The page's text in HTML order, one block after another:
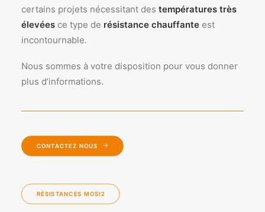
certains projets nécessitant des températures très
élevées ce type de résistance chauffante est
incontournable.
Nous sommes à votre disposition pour vous donner
plus d’informations.
CONTACTEZ NOUS
RÉSISTANCES MOSI2